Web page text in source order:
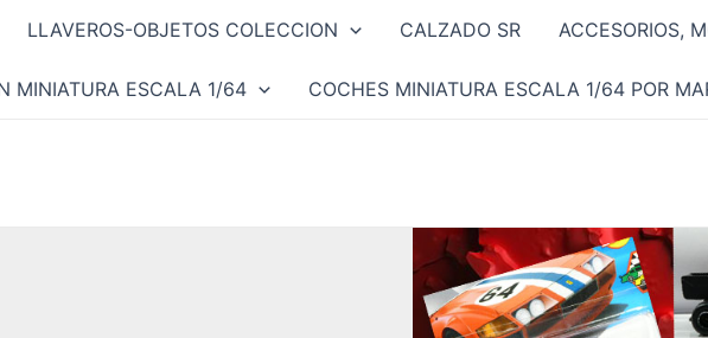
LLAVEROS-OBJETOS COLECCION CALZADO SR ACCESORIOS,
MINIATURA ESCALA 1/64 COCHES MINIATURA ESCALA 1/64 POR